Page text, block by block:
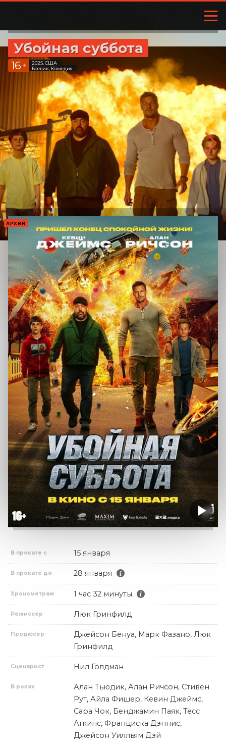
Убойная суббота
16 +
2025, США
Боевик, Комедия
АРХИВ
В прокате с 15 января
В прокате до 28 января
Хронометраж 1 час 32 минуты
Режиссер Люк Гринфилд
Продюсер
Джейсон Бенуа, Марк Фазано, Люк
Гринфилд
Сценарист Нил Голдман
В ролях
Алан Тьюдик, Алан Ричсон, Стивен
Рут, Айла Фишер, Кевин Джеймс,
Сара Чок, Бенджамин Паяк, Тесс
Аткинс, Франциска Дэннис,
Джейсон Уилльям Дэй